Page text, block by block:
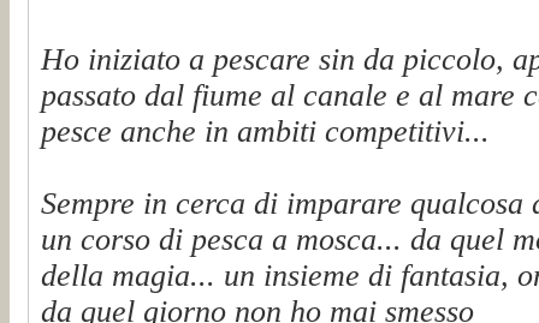
Ho iniziato a pescare sin da piccolo,
passato dal fiume al canale e al mare
pesce anche in ambiti competitivi...
Sempre in cerca di imparare
un corso di pesca a mosca... da quel
della magia... un insieme di fantasia,
da quel giorno non ho mai smesso